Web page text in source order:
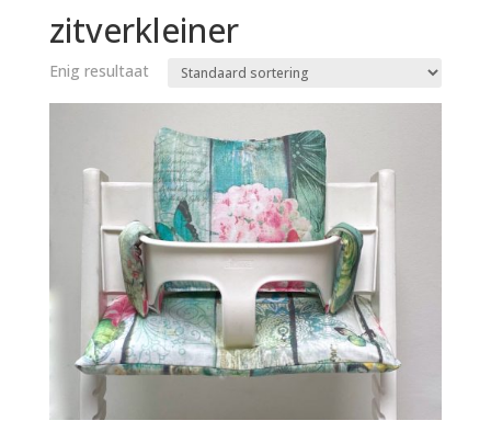
zitverkleiner
Enig resultaat